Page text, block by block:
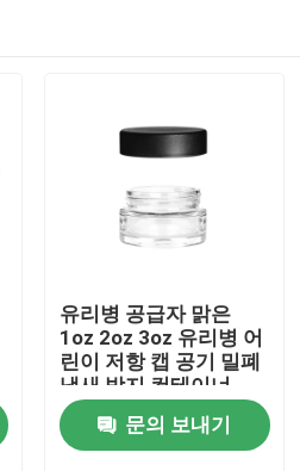
유리병 공급자 맑은
1oz 2oz 3oz 유리병 어
린이 저항 캡 공기 밀폐
냄새 방지 컨테이너
문의 보내기